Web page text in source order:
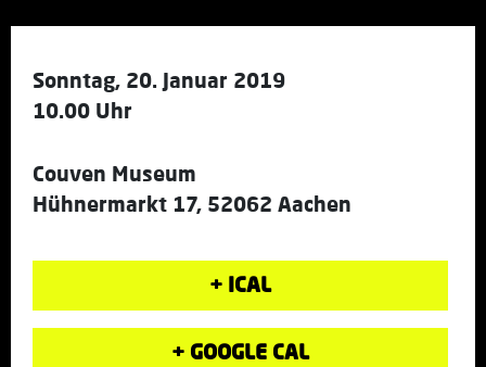
Sonntag, 20. Januar 2019
10.00 Uhr
Couven Museum
Hühnermarkt 17, 52062 Aachen
+ ICAL
+ GOOGLE CAL